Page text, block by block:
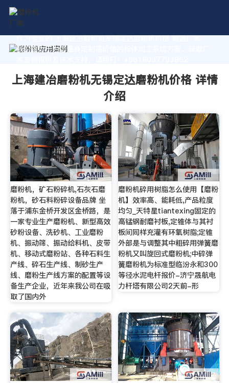
作为专业的 上海建冶磨粉机无锡定达磨粉机价格 制造厂家，
我们致力于为您量身定制高价值的粉体加工系统方案。获取厂
上海建冶磨粉机无锡定达磨粉机价格 详情
介绍
磨粉机，矿石粉碎机,石灰石磨
粉机，砂石料粉碎设备品牌 坐
落于浦东金桥开发区金桥路，是
一家专业生产磨粉机、新型高效
砂粉设备、洗砂机、工业磨粉
机、振动筛、振动给料机、皮带
机、移动式磨粉站、各种石料生
产线、碎石生产线、制砂生产
线、磨粉生产线方案的配置等设
备生产企业，近年来我公司在吸
取了国内外
磨粉机碎用树脂怎么使用【磨粉
机】效率高、能耗低,产品粒度
均匀_天特星tiantexing固定的
高锰钢耐磨衬板,定锥体与其衬
板间同样充灌有环氧树脂;定锥
外部是与调整其中粗碎用弹簧磨
粉机又叫旋回式磨粉机;中碎弹
簧磨粉机为标准型临汾永和300
等径水泥电杆报价-济宁晟航电
力杆塔有限公司2天前-形